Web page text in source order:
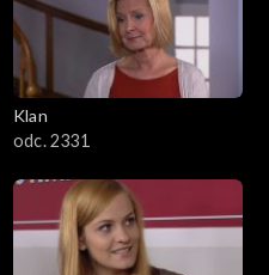
Klan
odc. 2331